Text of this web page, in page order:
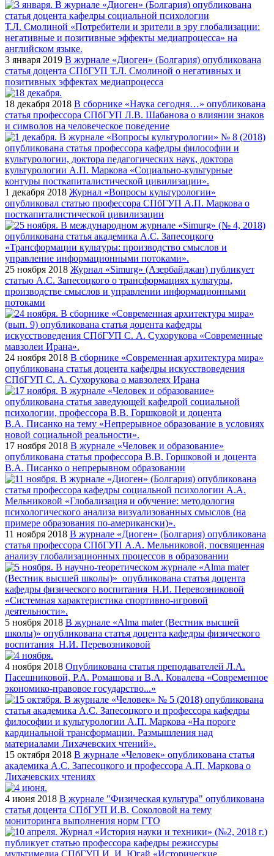
3 января 2019 В журнале «Диоген» (Болгария) опубликована
статья доцента СПбГУП Т.Л. Смолиной о негативных и
позитивных эффектах медиапроцесса
18 декабря 2018 В сборнике «Наука сегодня…» опубликована
статья профессора СПбГУП Л.В. Шабанова о влиянии знаков
и символов на человеческое поведение
1 декабря 2018 Журнал «Вопросы культурологии»
опубликовал статью профессора СПбГУП А.П. Маркова о
посткапиталистической цивилизации
25 ноября 2018 Журнал «Simurg» (Азербайджан) публикует
статью А.С. Запесоцкого о трансформациях культуры,
производстве смыслов и управлении информационными
потоками
24 ноября 2018 В сборнике «Современная архитектура мира»
опубликована статья доцента кафедры искусствоведения
СПбГУП С. А. Сухорукова о мавзолеях Ирана
17 ноября 2018 В журнале «Человек и образование»
опубликована статья профессора В.В. Горшковой и доцента
В.А. Писанко о непрерывном образовании
11 ноября 2018 В журнале «Диоген» (Болгария) опубликована
статья профессора СПбГУП А.А. Мельниковой, посвященная
анализу глобализационных процессов в образовании
5 ноября 2018 В журнале «Alma mater (Вестник высшей
школы)» опубликована статья доцента кафедры физического
воспитания Н.И. Перевозниковой
4 ноября 2018 Опубликована статья преподавателей Л.А.
Пасешниковой, Р.А. Ромашова и В.А. Ковалева «Современное
экономико-правовое государство...»
15 октября 2018 В журнале «Человек» опубликована статья
академика А.С. Запесоцкого и профессора А.П. Маркова о
Лихачевских чтениях
4 июня 2018 В журнале "Физическая культура" опубликована
статья доцента СПбГУП И.В. Соколовой на тему
мониторинга выполнения норм ГТО